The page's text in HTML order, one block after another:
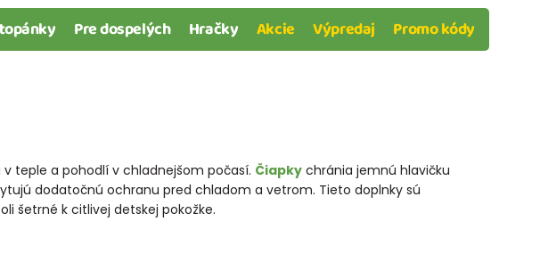
Pre dospelých Hračky Akcie Výpredaj Promo kódy
teple a pohodlí v chladnejšom počasí. Čiapky chránia jemnú hlavičku
dodatočnú ochranu pred chladom a vetrom. Tieto doplnky sú
šetrné k citlivej detskej pokožke.